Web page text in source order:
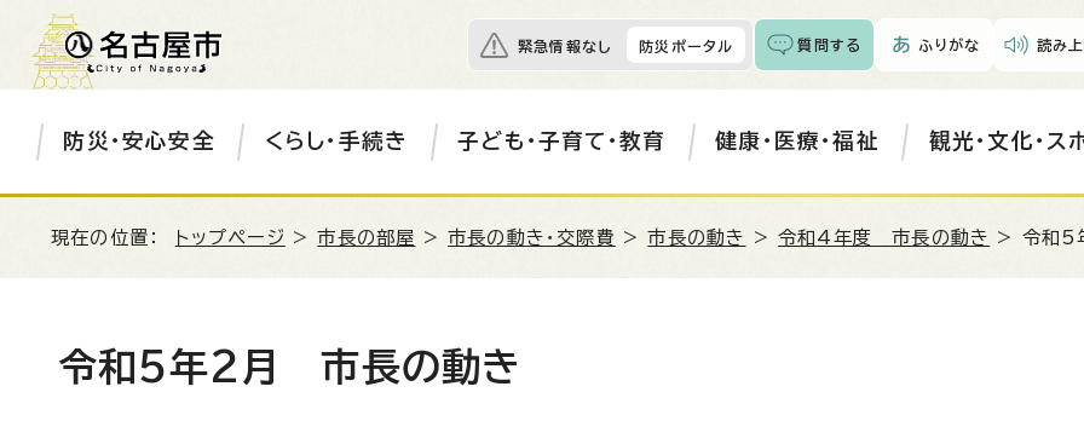
緊急情報なし 防災ポータル 質問する ふりがな 読み
防災・安心安全 くらし・手続き 子ども・子育て・教育 健康・医療・福祉 観光・文化・ス
現在の位置： トップページ >市長の部屋 >市長の動き・交際費 >市長の動き >令和4年度 市長の動き > 令和5
令和5年2月 市長の動き